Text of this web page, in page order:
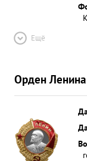
Ещё
Орден Ленина